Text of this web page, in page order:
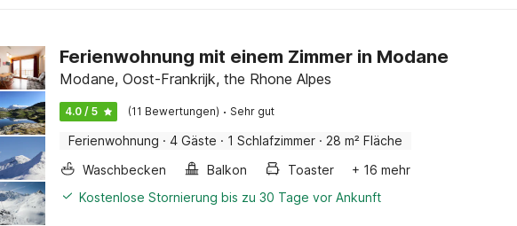
Ferienwohnung mit einem Zimmer in Modane
Modane, Oost-Frankrijk, the Rhone Alpes
4.0 / 5 (11 Bewertungen) · Sehr gut
Ferienwohnung · 4 Gäste · 1 Schlafzimmer · 28 m² Fläche
Waschbecken
Balkon Toaster
+ 16 mehr
Kostenlose Stornierung bis zu 30 Tage vor Ankunft